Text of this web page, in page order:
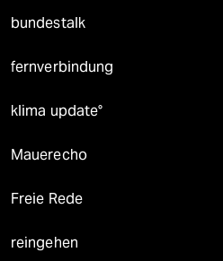
bundestalk
fernverbindung
klima update°
Mauerecho
Freie Rede
reingehen